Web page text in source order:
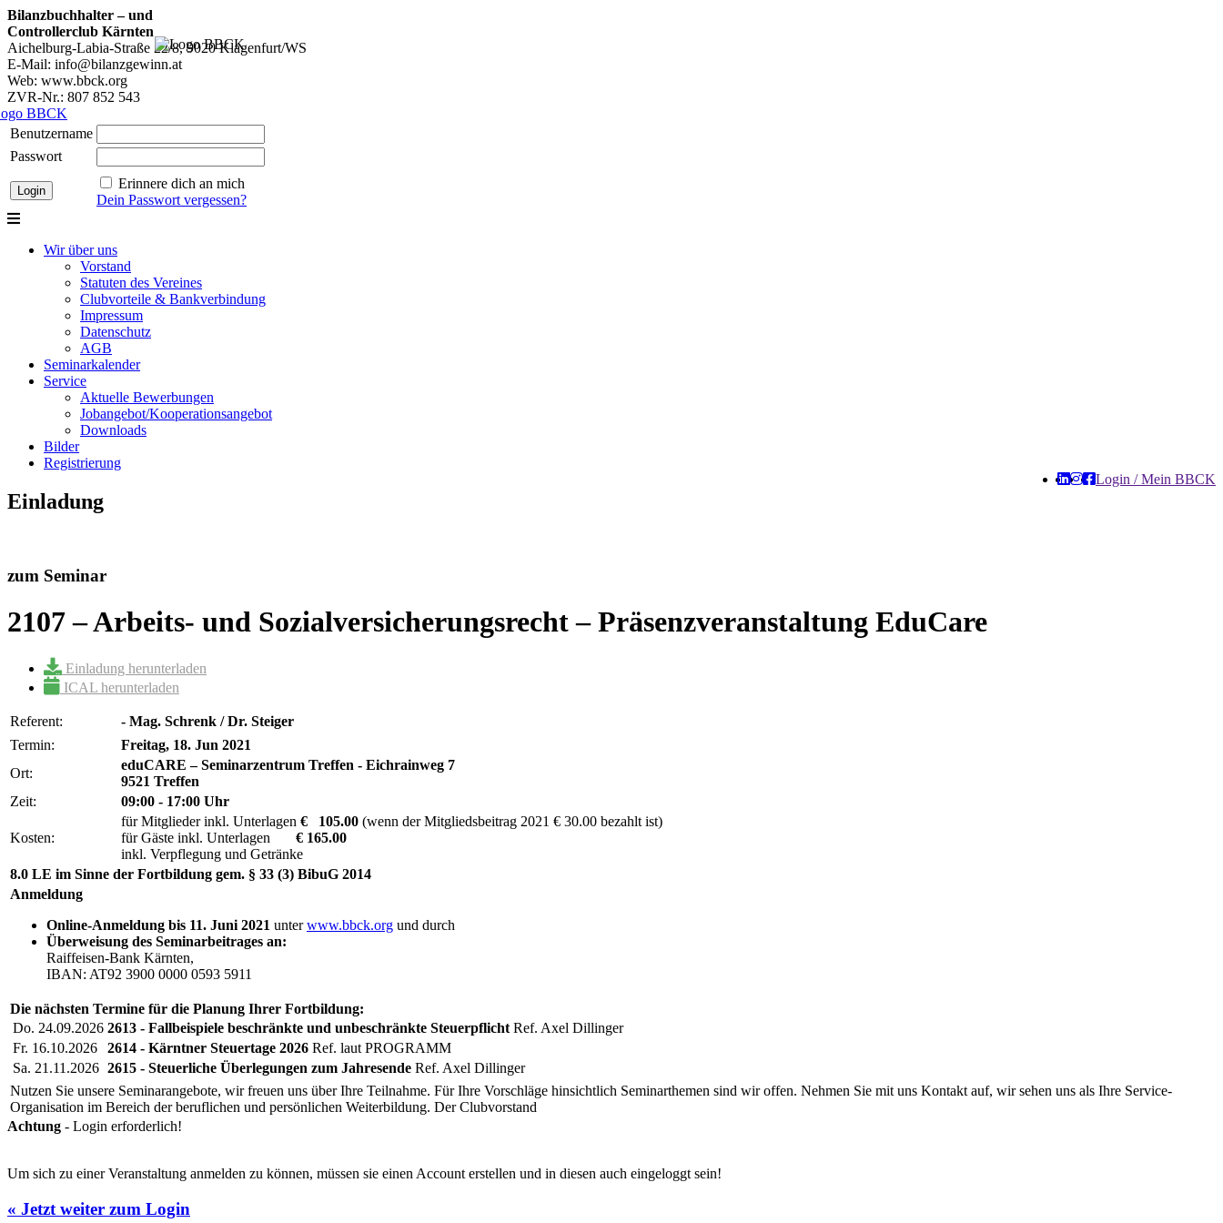
Bilanzbuchhalter – und
Controllerclub Kärnten
Aichelburg-Labia-Straße 22/8, 9020 Klagenfurt/WS
E-Mail: info@bilanzgewinn.at
Web: www.bbck.org
ZVR-Nr.: 807 852 543
Benutzername
Passwort
Erinnere dich an mich
Dein Passwort vergessen?
Wir über uns
Vorstand
Statuten des Vereines
Clubvorteile & Bankverbindung
Impressum
Datenschutz
AGB
Seminarkalender
Service
Aktuelle Bewerbungen
Jobangebot/Kooperationsangebot
Downloads
Bilder
Registrierung
Login / Mein BBCK
Einladung
zum Seminar
2107 – Arbeits- und Sozialversicherungsrecht – Präsenzveranstaltung EduCare
Einladung herunterladen
ICAL herunterladen
Referent:
- Mag. Schrenk / Dr. Steiger
Termin:
Freitag, 18. Jun 2021
Ort:
eduCARE – Seminarzentrum Treffen - Eichrainweg 7
9521 Treffen
Zeit:
09:00 - 17:00 Uhr
Kosten:
für Mitglieder inkl. Unterlagen € 105.00 (wenn der Mitgliedsbeitrag 2021 € 30.00 bezahlt ist)
für Gäste inkl. Unterlagen € 165.00
inkl. Verpflegung und Getränke
8.0 LE im Sinne der Fortbildung gem. § 33 (3) BibuG 2014
Anmeldung
Online-Anmeldung bis 11. Juni 2021 unterwww.bbck.org und durch
Überweisung des Seminarbeitrages an:
Raiffeisen-Bank Kärnten,
IBAN: AT92 3900 0000 0593 5911
Die nächsten Termine für die Planung Ihrer Fortbildung:
Do. 24.09.2026 2613 - Fallbeispiele beschränkte und unbeschränkte SteuerpflichtRef. Axel Dillinger
Fr. 16.10.2026
2614 - Kärntner Steuertage 2026 Ref. laut PROGRAMM
Sa. 21.11.2026 2615 - Steuerliche Überlegungen zum Jahresende Ref. Axel Dillinger
Nutzen Sie unsere Seminarangebote, wir freuen uns über Ihre Teilnahme. Für Ihre Vorschläge hinsichtlich Seminarthemen sind wir offen. Nehmen Sie mit uns Kontakt auf, wir sehen uns als Ihre Service-
Organisation im Bereich der beruflichen und persönlichen Weiterbildung. Der Clubvorstand
Achtung - Login erforderlich!
Um sich zu einer Veranstaltung anmelden zu können, müssen sie einen Account erstellen und in diesen auch eingeloggt sein!
« Jetzt weiter zum Login